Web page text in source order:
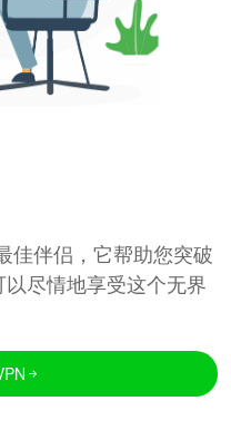
佳伴侣，它帮助您突破
尽情地享受这个无界